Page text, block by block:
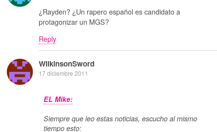
¿Rayden? ¿Un rapero español es candidato a
protagonizar un MGS?
Reply
WilkinsonSword
17 diciembre 2011
EL Mike:
Siempre que leo estas noticias, escucho al mismo
tiempo esto: